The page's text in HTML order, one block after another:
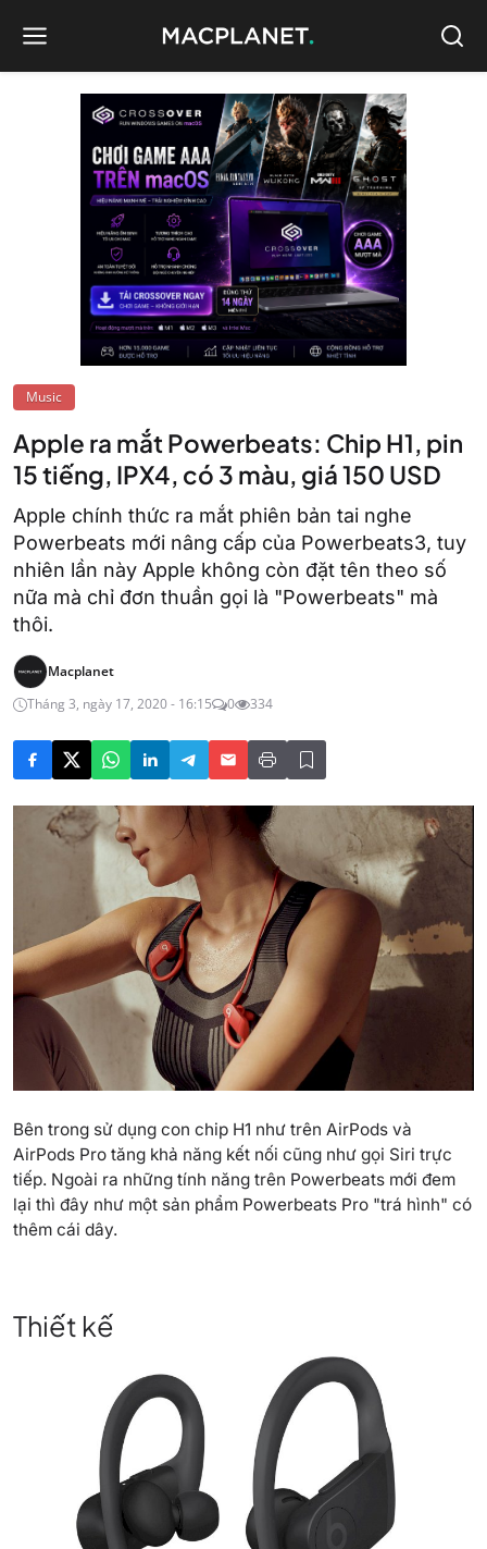
Music
Apple ra mắt Powerbeats: Chip H1, pin
15 tiếng, IPX4, có 3 màu, giá 150 USD
Apple chính thức ra mắt phiên bản tai nghe
Powerbeats mới nâng cấp của Powerbeats3, tuy
nhiên lần này Apple không còn đặt tên theo số
nữa mà chỉ đơn thuần gọi là "Powerbeats" mà
thôi.
Macplanet
Tháng 3, ngày 17, 2020 - 16:15
0 334
Bên trong sử dụng con chip H1 như trên AirPods và
AirPods Pro tăng khả năng kết nối cũng như gọi Siri trực
tiếp. Ngoài ra những tính năng trên Powerbeats mới đem
lại thì đây như một sản phẩm Powerbeats Pro "trá hình" có
thêm cái dây.
Thiết kế